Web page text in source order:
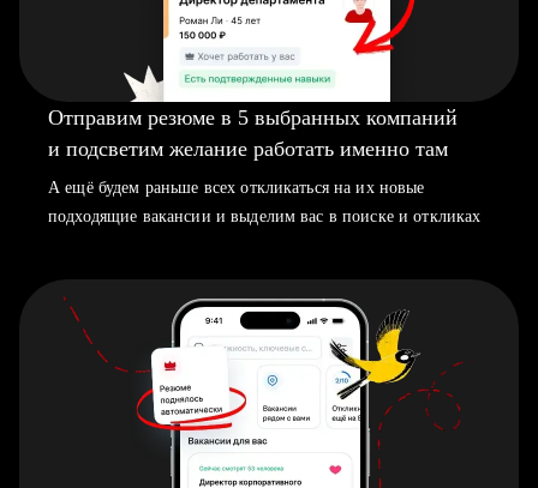
Отправим резюме в 5 выбранных компаний
и подсветим желание работать именно там
А ещё будем раньше всех откликаться на их новые
подходящие вакансии и выделим вас в поиске и откликах